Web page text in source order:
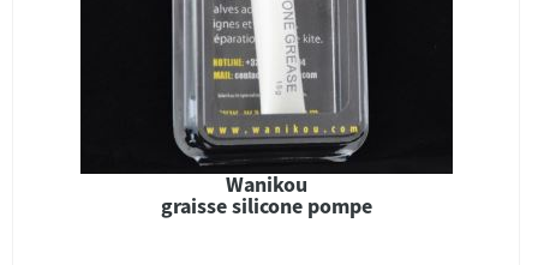
Wanikou
graisse silicone pompe